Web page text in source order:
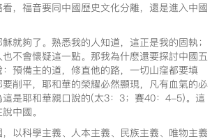
，福音要同中國歷史文化分離，還是進入中國
就夠了。熟悉我的人知道，這正是我的固執；
不會懷疑這一點。那我為什麽還要探討中國五
預備主的道，修直他的路，一切山窪都要填
削平，耶和華的榮耀必然顯現，凡有血氣的必
是耶和華親口說的(太3：3；賽40：4-5)。這
中國。
以科學主義、人本主義、民族主義、唯物主義